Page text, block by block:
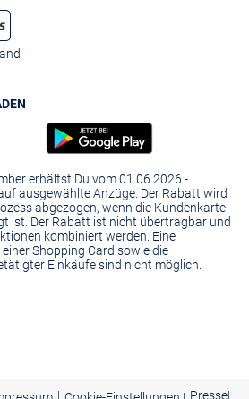
erhältst Du vom 01.06.2026 -
ausgewählte Anzüge. Der Rabatt wird
abgezogen, wenn die Kundenkarte
ist. Der Rabatt ist nicht übertragbar und
kombiniert werden. Eine
Shopping Card sowie die
Einkäufe sind nicht möglich.
| Presse|